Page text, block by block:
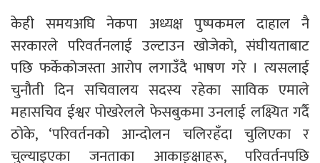
केही समयअघि नेकपा अध्यक्ष पुष्पकमल दाहाल नै
सरकारले परिवर्तनलाई उल्टाउन खोजेको, संघीयताबाट
पछि फर्केकोजस्ता आरोप लगाउँदै भाषण गरे । त्यसलाई
चुनौती दिन सचिवालय सदस्य रहेका साविक एमाले
महासचिव ईश्वर पोखरेलले फेसबुकमा उनलाई लक्ष्यित गर्दै
ठोके, ‘परिवर्तनको आन्दोलन चलिरहँदा चुलिएका र
चुल्याइएका जनताका आकाङ्क्षाहरू, परिवर्तनपछि